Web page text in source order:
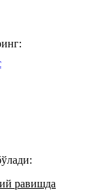
равишда